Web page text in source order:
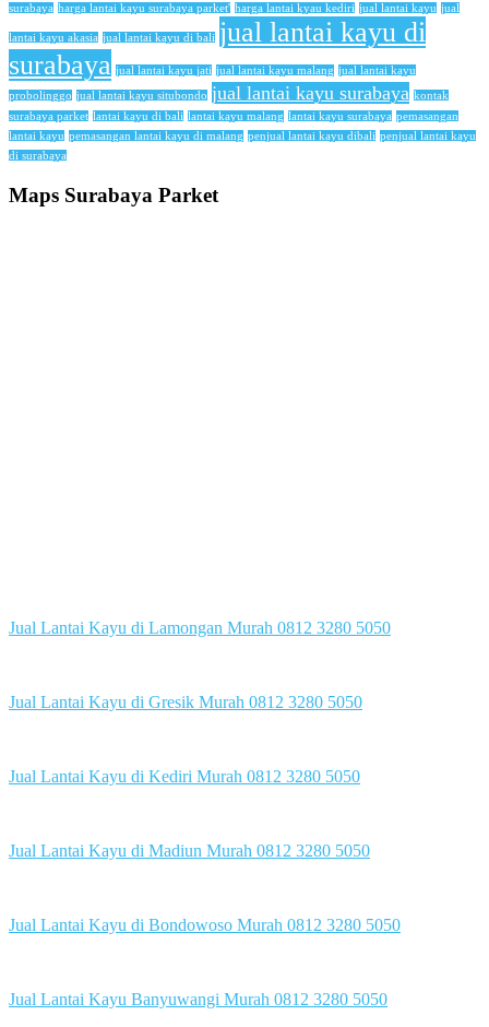
surabaya harga lantai kayu surabaya parket' harga lantai kyau kediri jual lantai kayu jual
lantai kayu akasia jual lantai kayu di bali jual lantai kayu di
surabaya jual lantai kayu jati jual lantai kayu malang jual lantai kayu
probolinggo jual lantai kayu situbondo jual lantai kayu surabaya kontak
surabaya parket lantai kayu di bali lantai kayu malang lantai kayu surabaya pemasangan
lantai kayu pemasangan lantai kayu di malang penjual lantai kayu dibali penjual lantai kayu
di surabaya
Maps Surabaya Parket
Jual Lantai Kayu di Lamongan Murah 0812 3280 5050
Jual Lantai Kayu di Gresik Murah 0812 3280 5050
Jual Lantai Kayu di Kediri Murah 0812 3280 5050
Jual Lantai Kayu di Madiun Murah 0812 3280 5050
Jual Lantai Kayu di Bondowoso Murah 0812 3280 5050
Jual Lantai Kayu Banyuwangi Murah 0812 3280 5050